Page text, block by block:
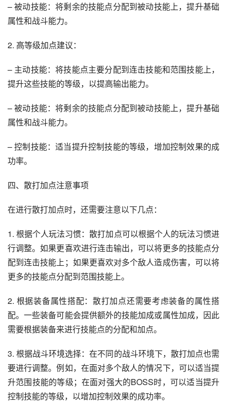
– 被动技能：将剩余的技能点分配到被动技能上，提升基础
属性和战斗能力。
2. 高等级加点建议：
– 主动技能：将技能点主要分配到连击技能和范围技能上，
提升这些技能的等级，以提高输出能力。
– 被动技能：将剩余的技能点分配到被动技能上，提升基础
属性和战斗能力。
– 控制技能：适当提升控制技能的等级，增加控制效果的成
功率。
四、散打加点注意事项
在进行散打加点时，还需要注意以下几点：
1. 根据个人玩法习惯：散打加点可以根据个人的玩法习惯进
行调整。如果更喜欢进行连击输出，可以将更多的技能点分
配到连击技能上；如果更喜欢对多个敌人造成伤害，可以将
更多的技能点分配到范围技能上。
2. 根据装备属性搭配：散打加点还需要考虑装备的属性搭
配。一些装备可能会提供额外的技能加成或属性加成，因此
需要根据装备来进行技能点的分配和加点。
3. 根据战斗环境选择：在不同的战斗环境下，散打加点也需
要进行调整。例如，在面对多个敌人的情况下，可以适当提
升范围技能的等级；在面对强大的BOSS时，可以适当提升
控制技能的等级，以增加控制效果的成功率。